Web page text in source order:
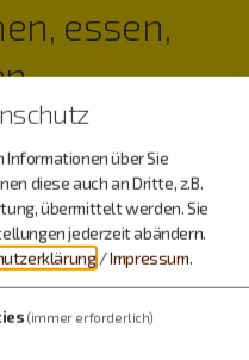
essen,
Informationen über Sie
diese auch an Dritte, z.B.
übermittelt werden. Sie
jederzeit abändern.
/Impressum.
(immer erforderlich)